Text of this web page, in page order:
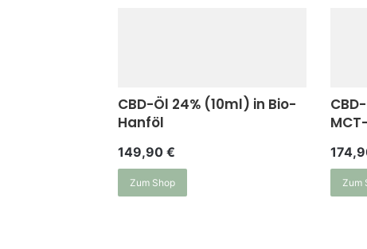
CBD-Öl 24% (10ml) in Bio-
Hanföl
149,90 €
Zum Shop Zum